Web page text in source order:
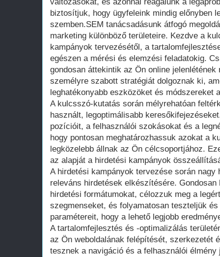
biztosítjuk, hogy ügyfeleink mindig előnyben
szemben.SEM tanácsadásunk átfogó
marketing különböző területeire. Kezdve a
kampányok tervezésétől, a
egészen a mérési és elemzési feladatokig.
gondosan áttekintik az Ön online jelenlétének
személyre szabott stratégiát dolgoznak ki,
leghatékonyabb eszközöket és módszereket
A kulcsszó-kutatás során mélyrehatóan
használt, legoptimálisabb
pozícióit, a felhasználói szokásokat és a
hogy pontosan meghatározhassuk azokat a
legközelebb állnak az Ön célcsoportjához.
az alapját a hirdetési kampányok
A hirdetési kampányok tervezése során
releváns hirdetések elkészítésére.
hirdetési formátumokat, célozzuk meg a
szegmenseket, és folyamatosan teszteljük
paramétereit, hogy a lehető legjobb
A tartalomfejlesztés és -optimalizálás
az Ön weboldalának felépítését, szerkezetét
tesznek a navigáció és a felhasználói